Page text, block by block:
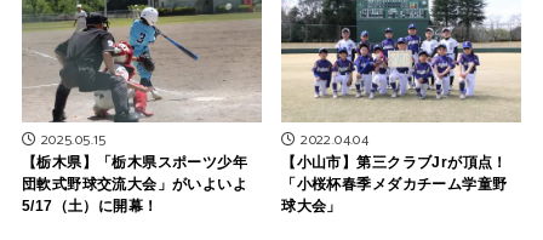
2025.05.15
【栃木県】「栃木県スポーツ少年
団軟式野球交流大会」がいよいよ
5/17（土）に開幕！
2022.04.04
【小山市】第三クラブJrが頂点！
「小桜杯春季メダカチーム学童野
球大会」